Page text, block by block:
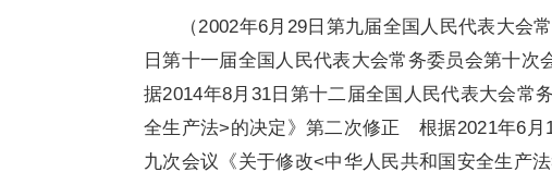
（2002年6月29日第九届全国人民代表大
日第十一届全国人民代表大会常务委员会第十
据2014年8月31日第十二届全国人民代表大会常
全生产法>的决定》第二次修正 根据2021年6月
九次会议《关于修改<中华人民共和国安全生产